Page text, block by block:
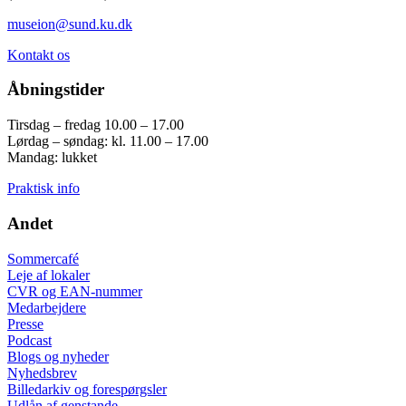
museion@sund.ku.dk
Kontakt os
Åbningstider
Tirsdag – fredag 10.00 – 17.00
Lørdag – søndag: kl. 11.00 – 17.00
Mandag: lukket
Praktisk info
Andet
Sommercafé
Leje af lokaler
CVR og EAN-nummer
Medarbejdere
Presse
Podcast
Blogs og nyheder
Nyhedsbrev
Billedarkiv og forespørgsler